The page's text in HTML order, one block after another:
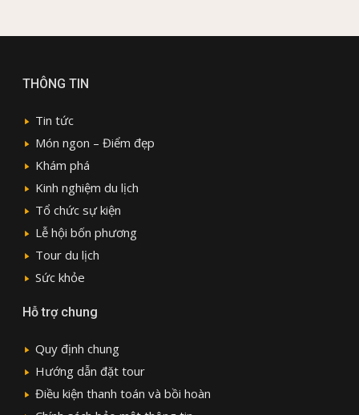
THÔNG TIN
Tin tức
Món ngon – Điểm đẹp
Khám phá
Kinh nghiệm du lịch
Tổ chức sự kiện
Lễ hội bốn phương
Tour du lịch
Sức khỏe
Hỗ trợ chung
Quy định chung
Hướng dẫn đặt tour
Điều kiện thanh toán và bồi hoàn